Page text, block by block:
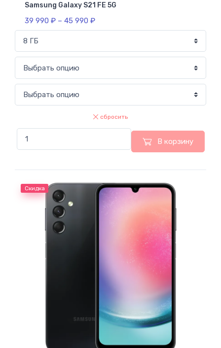
Samsung Galaxy S21 FE 5G
39 990 ₽ – 45 990 ₽
сбросить
В корзину
Скидка